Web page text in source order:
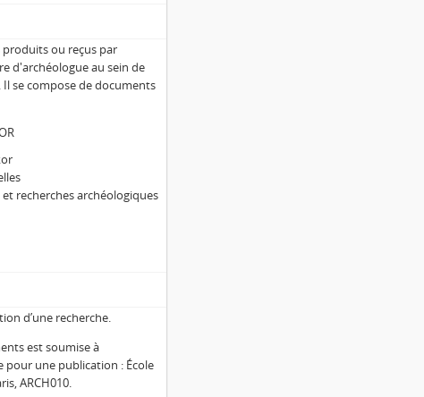
ou reçus par
d'archéologue au sein de
Il se compose de documents
recherches archéologiques
d’une recherche.
est soumise à
une publication : École
ARCH010.